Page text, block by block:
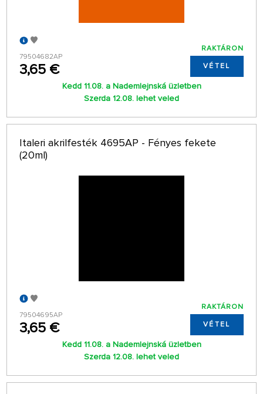
79504682AP
3,65 €
RAKTÁRON
VÉTEL
Kedd 11.08. a Nademlejnská üzletben
Szerda 12.08. lehet veled
Italeri akrilfesték 4695AP - Fényes fekete
(20ml)
79504695AP
3,65 €
RAKTÁRON
VÉTEL
Kedd 11.08. a Nademlejnská üzletben
Szerda 12.08. lehet veled